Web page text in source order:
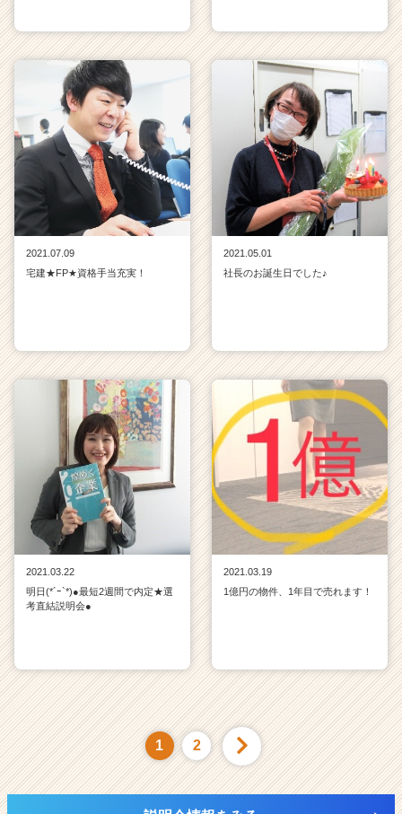
2021.07.09
宅建★FP★資格手当充実！
2021.05.01
社長のお誕生日でした♪
2021.03.22
明日(*´ｰ`*)●最短2週間で内定★選
考直結説明会●
2021.03.19
1億円の物件、1年目で売れます！
1 2